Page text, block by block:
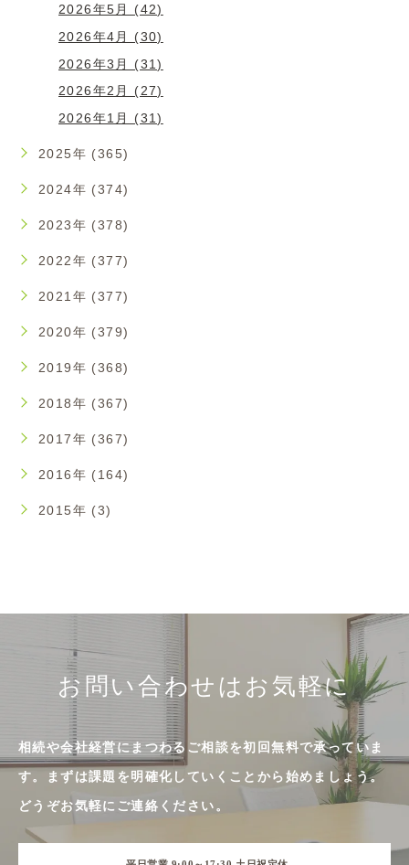
2026年5月 (42)
2026年4月 (30)
2026年3月 (31)
2026年2月 (27)
2026年1月 (31)
2025年 (365)
2024年 (374)
2023年 (378)
2022年 (377)
2021年 (377)
2020年 (379)
2019年 (368)
2018年 (367)
2017年 (367)
2016年 (164)
2015年 (3)
お問い合わせはお気軽に
相続や会社経営にまつわるご相談を初回無料で承っていま
す。まずは課題を明確化していくことから始めましょう。
どうぞお気軽にご連絡ください。